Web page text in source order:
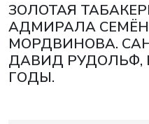
ЗОЛОТАЯ
АДМИРАЛА
МОРДВИНОВА.
ДАВИД РУДОЛЬФ,
ГОДЫ.